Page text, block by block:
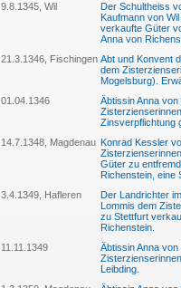
9.8.1345, Wil
Der Schultheiss
Kaufmann von
verkaufte Güter
Anna von
21.3.1346, Fischingen Abt und Konvent
dem
Mogelsburg).
01.04.1346
Äbtissin Anna
Zinsverpflichtung
14.7.1348, Magdenau Konrad Kessler
Güter zu
Richenstein, eine
3.4.1349, Hafleren
Der Landrichter
Lommis dem
zu Stettfurt
Richenstein.
11.11.1349
Äbtissin Anna
Leibding.